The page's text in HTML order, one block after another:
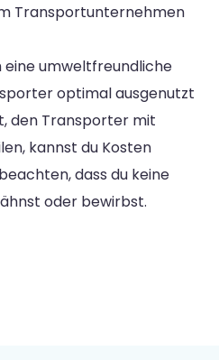
Transportunternehmen
eine umweltfreundliche
optimal ausgenutzt
den Transporter mit
kannst du Kosten
dass du keine
oder bewirbst.